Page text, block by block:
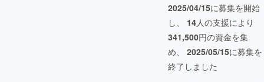
2025/04/15に募集を開始
し、 14人の支援により
341,500円の資金を集
め、 2025/05/15に募集を
終了しました